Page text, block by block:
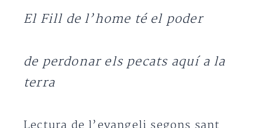
El Fill de l’home té el poder
de perdonar els pecats aquí a la
terra